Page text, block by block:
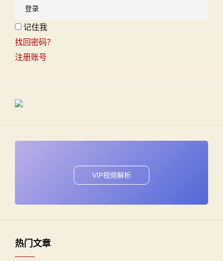
记住我
找回密码？
注册账号
VIP视频解析
热门文章